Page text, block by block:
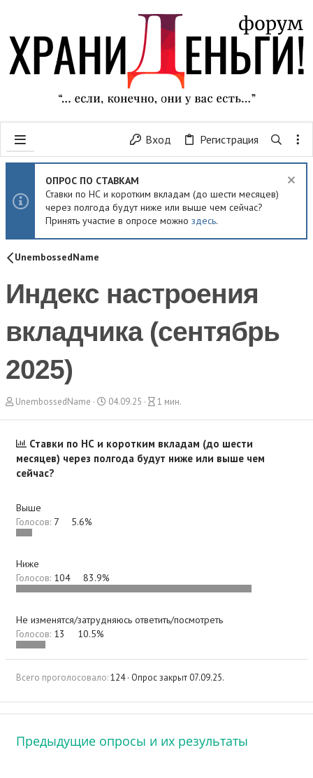
Вход Регистрация
ОПРОС ПО СТАВКАМ
Ставки по НС и коротким вкладам (до шести месяцев)
через полгода будут ниже или выше чем сейчас?
Принять участие в опросе можно здесь.
UnembossedName
Индекс настроения
вкладчика (сентябрь
2025)
А
о
р
UnembossedName
Д
с
о
04.09.25
В
я
ч
1 мин.
Ставки по НС и коротким вкладам (до шести
месяцев) через полгода будут ниже или выше чем
сейчас?
Выше
Голосов: 7 5.6%
Ниже
Голосов: 104 83.9%
Не изменятся/затрудняюсь ответить/посмотреть
Голосов: 13 10.5%
Всего проголосовало 124 Опрос закрыт 07.09.25.
Предыдущие опросы и их результаты